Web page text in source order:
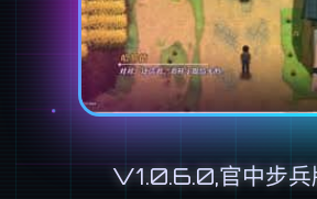
V1.0.6.0,官中步兵